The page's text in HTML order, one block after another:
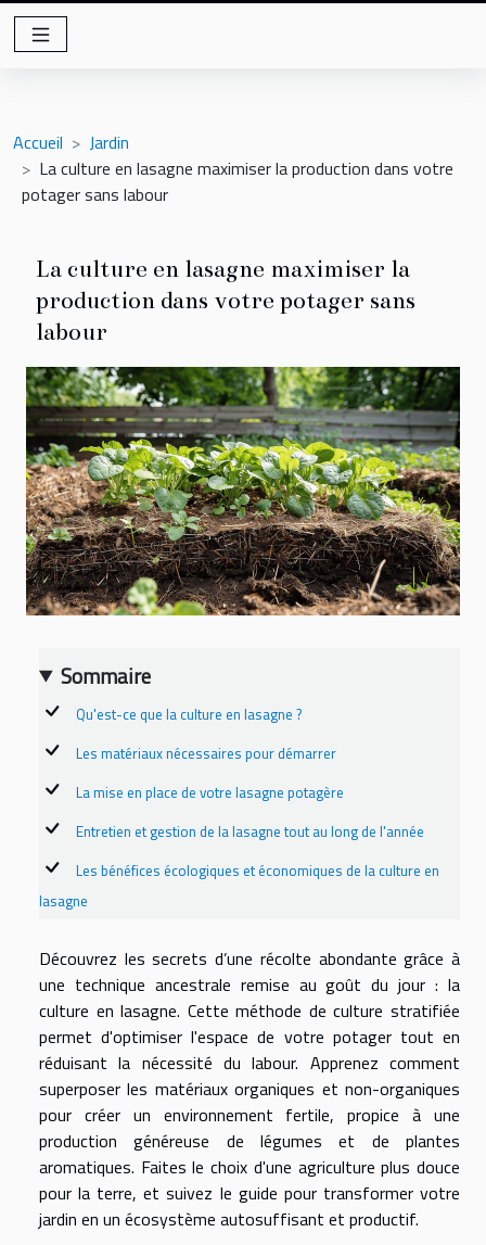
Accueil
Jardin
La culture en lasagne maximiser la production dans votre
potager sans labour
La culture en lasagne maximiser la
production dans votre potager sans
labour
Sommaire
Qu'est-ce que la culture en lasagne ?
Les matériaux nécessaires pour démarrer
La mise en place de votre lasagne potagère
Entretien et gestion de la lasagne tout au long de l'année
Les bénéfices écologiques et économiques de la culture en
lasagne
Découvrez les secrets d’une récolte abondante grâce à
une technique ancestrale remise au goût du jour : la
culture en lasagne. Cette méthode de culture stratifiée
permet d'optimiser l'espace de votre potager tout en
réduisant la nécessité du labour. Apprenez comment
superposer les matériaux organiques et non-organiques
pour créer un environnement fertile, propice à une
production généreuse de légumes et de plantes
aromatiques. Faites le choix d'une agriculture plus douce
pour la terre, et suivez le guide pour transformer votre
jardin en un écosystème autosuffisant et productif.